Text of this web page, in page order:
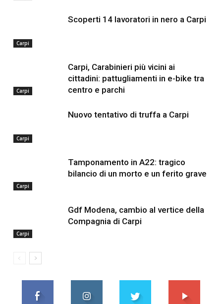
Carpi
Scoperti 14 lavoratori in nero a Carpi
Carpi
Carpi, Carabinieri più vicini ai
cittadini: pattugliamenti in e-bike tra
centro e parchi
Carpi
Nuovo tentativo di truffa a Carpi
Carpi
Tamponamento in A22: tragico
bilancio di un morto e un ferito grave
Carpi
Gdf Modena, cambio al vertice della
Compagnia di Carpi